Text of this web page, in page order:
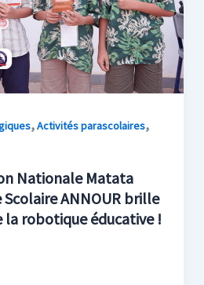
,Activités parascolaires,
Nationale Matata
Scolaire ANNOUR brille
la robotique éducative !